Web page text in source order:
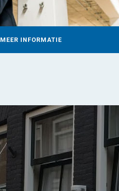
MEER INFORMATIE